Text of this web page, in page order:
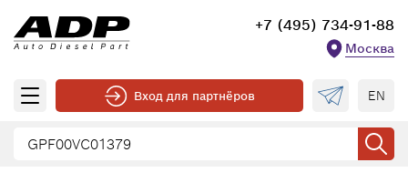
+7 (495) 734-91-88
Москва
Вход для партнёров EN